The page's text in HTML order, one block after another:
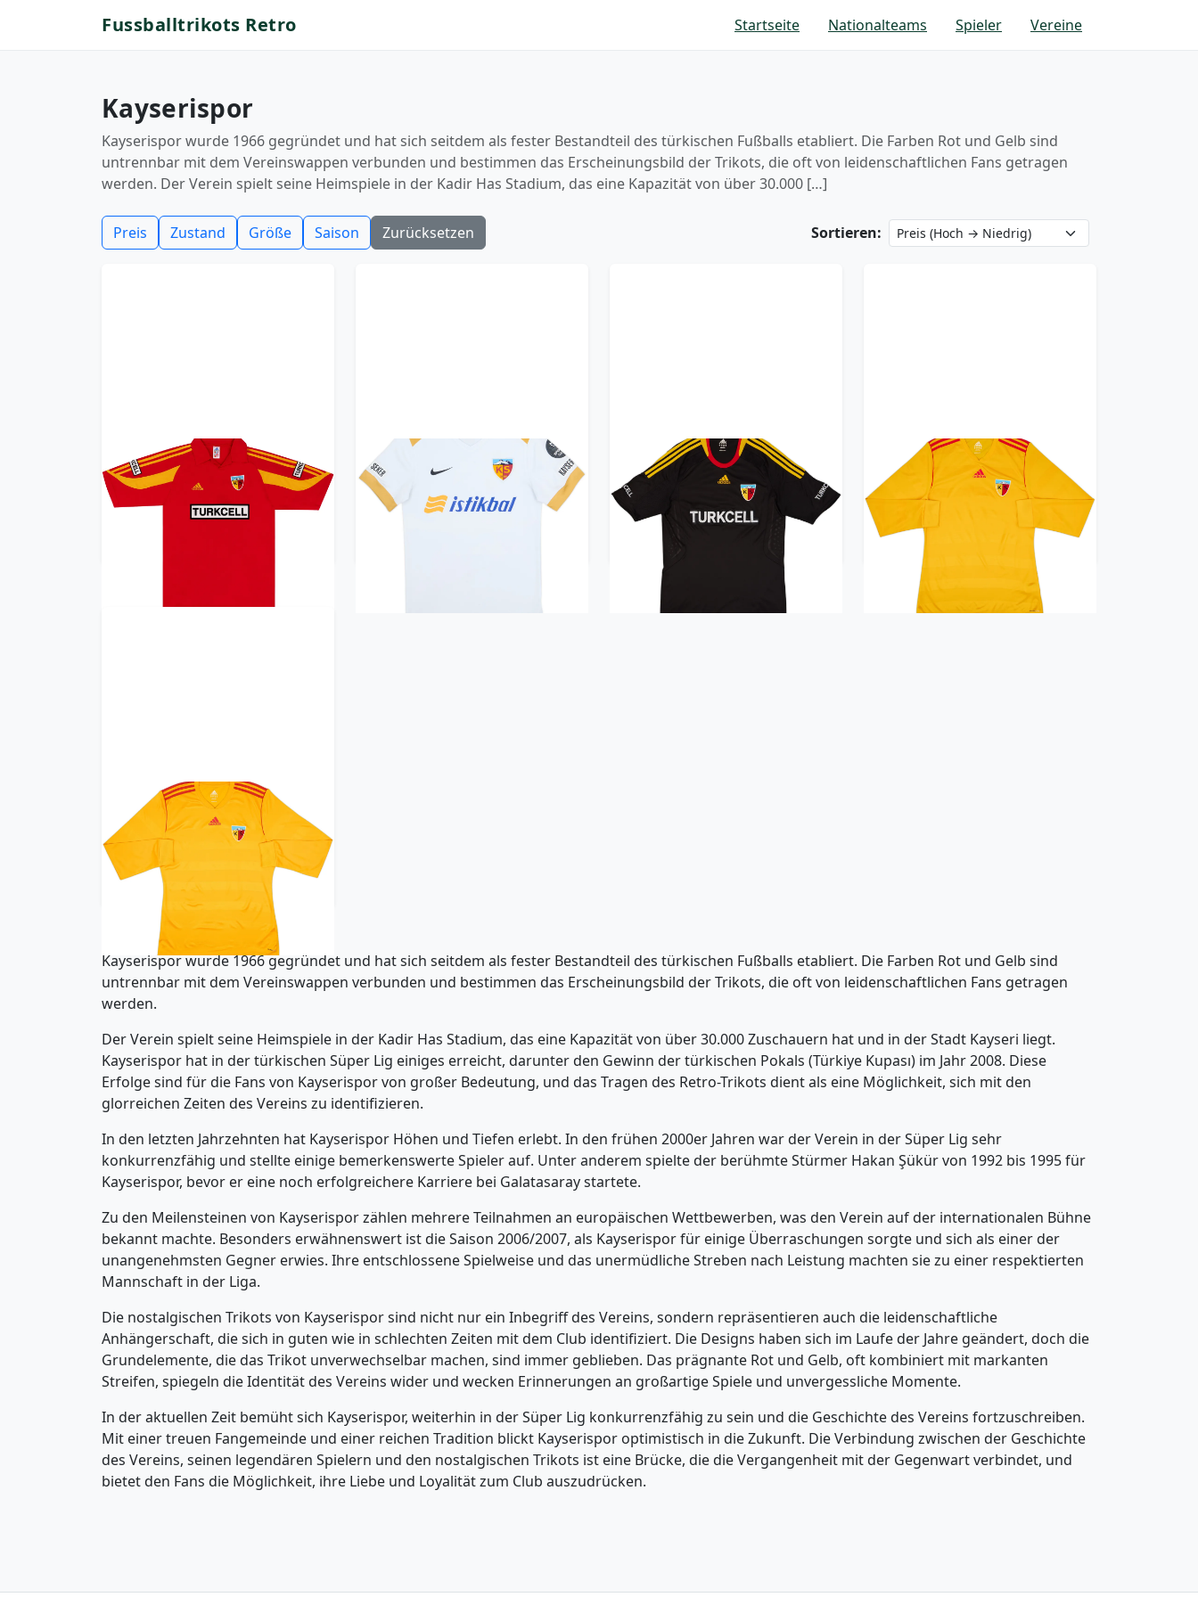
Fussballtrikots Retro Startseite Nationalteams Spieler Vereine
Kayserispor
Kayserispor wurde 1966 gegründet und hat sich seitdem als fester Bestandteil des türkischen Fußballs etabliert. Die Farben Rot und Gelb sind
untrennbar mit dem Vereinswappen verbunden und bestimmen das Erscheinungsbild der Trikots, die oft von leidenschaftlichen Fans getragen
werden. Der Verein spielt seine Heimspiele in der Kadir Has Stadium, das eine Kapazität von über 30.000 […]
Preis Zustand Größe Saison Zurücksetzen Sortieren:
2005-06 Kayserispor Match
Issue Away Shirt #13
71.99£ · ca. €85
2018-19 Kayserispor Third
Shirt - 8/10 - (S)
53.99£ · ca. €64
2009-10 Kayserispor Fourth
Shirt - 8/10 - (L)
53.99£ · ca. €64
2012-13 Kayserispor Home
L/S Shirt - 10/10 - (M)
47.99£ · ca. €57
Trikot kaufen
2012-13 Kayserispor Home
L/S Shirt - 9/10 - (L)
41.99£ · ca. €50
Trikot kaufen
Kayserispor wurde 1966 gegründet und hat sich seitdem als fester Bestandteil des türkischen Fußballs etabliert. Die Farben Rot und Gelb sind
untrennbar mit dem Vereinswappen verbunden und bestimmen das Erscheinungsbild der Trikots, die oft von leidenschaftlichen Fans getragen
werden.
Der Verein spielt seine Heimspiele in der Kadir Has Stadium, das eine Kapazität von über 30.000 Zuschauern hat und in der Stadt Kayseri liegt.
Kayserispor hat in der türkischen Süper Lig einiges erreicht, darunter den Gewinn der türkischen Pokals (Türkiye Kupası) im Jahr 2008. Diese
Erfolge sind für die Fans von Kayserispor von großer Bedeutung, und das Tragen des Retro-Trikots dient als eine Möglichkeit, sich mit den
glorreichen Zeiten des Vereins zu identifizieren.
In den letzten Jahrzehnten hat Kayserispor Höhen und Tiefen erlebt. In den frühen 2000er Jahren war der Verein in der Süper Lig sehr
konkurrenzfähig und stellte einige bemerkenswerte Spieler auf. Unter anderem spielte der berühmte Stürmer Hakan Şükür von 1992 bis 1995 für
Kayserispor, bevor er eine noch erfolgreichere Karriere bei Galatasaray startete.
Zu den Meilensteinen von Kayserispor zählen mehrere Teilnahmen an europäischen Wettbewerben, was den Verein auf der internationalen Bühne
bekannt machte. Besonders erwähnenswert ist die Saison 2006/2007, als Kayserispor für einige Überraschungen sorgte und sich als einer der
unangenehmsten Gegner erwies. Ihre entschlossene Spielweise und das unermüdliche Streben nach Leistung machten sie zu einer respektierten
Mannschaft in der Liga.
Die nostalgischen Trikots von Kayserispor sind nicht nur ein Inbegriff des Vereins, sondern repräsentieren auch die leidenschaftliche
Anhängerschaft, die sich in guten wie in schlechten Zeiten mit dem Club identifiziert. Die Designs haben sich im Laufe der Jahre geändert, doch die
Grundelemente, die das Trikot unverwechselbar machen, sind immer geblieben. Das prägnante Rot und Gelb, oft kombiniert mit markanten
Streifen, spiegeln die Identität des Vereins wider und wecken Erinnerungen an großartige Spiele und unvergessliche Momente.
In der aktuellen Zeit bemüht sich Kayserispor, weiterhin in der Süper Lig konkurrenzfähig zu sein und die Geschichte des Vereins fortzuschreiben.
Mit einer treuen Fangemeinde und einer reichen Tradition blickt Kayserispor optimistisch in die Zukunft. Die Verbindung zwischen der Geschichte
des Vereins, seinen legendären Spielern und den nostalgischen Trikots ist eine Brücke, die die Vergangenheit mit der Gegenwart verbindet, und
bietet den Fans die Möglichkeit, ihre Liebe und Loyalität zum Club auszudrücken.